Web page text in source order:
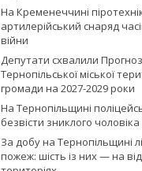
На Кременеччині
артилерійський снаряд
війни
Депутати схвалили
Тернопільської міської
громади на 2027-2029 роки
На Тернопільщині
безвісти зниклого чоловіка
За добу на Тернопільщині
пожеж: шість із них — на